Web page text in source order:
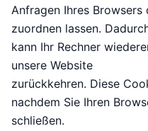
Anfragen Ihres Browsers
zuordnen lassen.
kann Ihr Rechner
unsere Website
zurückkehren. Diese
nachdem Sie Ihren
schließen.